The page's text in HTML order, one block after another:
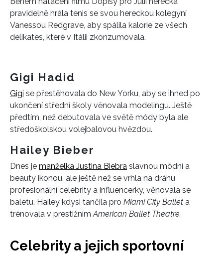
pravidelně hrála tenis se svou hereckou kolegyní
Vanessou Redgrave, aby spálila kalorie ze všech
delikates, které v Itálii zkonzumovala.
Gigi Hadid
Gigi se přestěhovala do New Yorku, aby se ihned po
ukončení střední školy věnovala modelingu. Ještě
předtím, než debutovala ve světě módy byla ale
středoškolskou volejbalovou hvězdou.
Hailey Bieber
Dnes je manželka Justina Biebra slavnou módní a
beauty ikonou, ale ještě než se vrhla na dráhu
profesionální celebrity a influencerky, věnovala se
baletu. Hailey kdysi tančila pro Miami City Ballet a
trénovala v prestižním American Ballet Theatre.
Celebrity a jejich sportovní